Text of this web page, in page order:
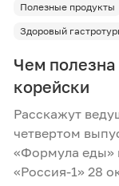
Полезные продукты
Здоровый
Чем
корейски
Расскажут
четвертом
«Формула еды»
«Россия-1» 28